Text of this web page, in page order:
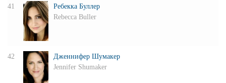
41
Ребекка Буллер
Rebecca Buller
42
Дженнифер Шумакер
Jennifer Shumaker